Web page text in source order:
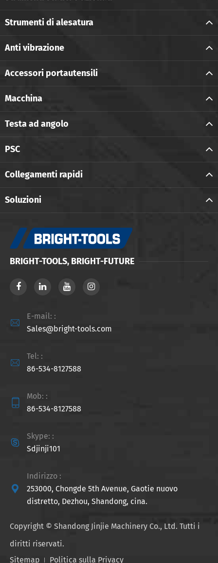
Strumenti di alesatura
Anti vibrazione
Accessori portautensili
Macchina
Testa ad angolo
PSC
Collegamenti rapidi
Soluzioni
BRIGHT-TOOLS, BRIGHT-FUTURE

E-mail: :
Sales@bright-tools.com

Tel: :
86-534-8127588

Mob: :
86-534-8127588

Skype: :
Sdjinji101

Indirizzo :
253000, Chongde 5th Avenue, Gaotie nuovo
distretto, Dezhou, Shandong, cina.
Copyright © Shandong Jinjie Machinery Co., Ltd. Tutti i
diritti riservati.
Sitemap
Politica sulla Privacy